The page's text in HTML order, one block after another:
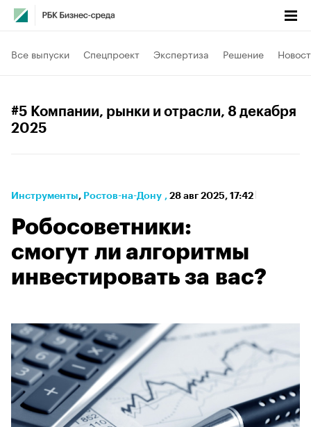
Все выпуски Спецпроект Экспертиза Решение
#5 Компании, рынки и отрасли, 8 декабря
2025
Инструменты⁠, Ростов-на-Дону , 28 авг 2025, 17:42
Робосоветники:
смогут ли алгоритмы
инвестировать за вас?